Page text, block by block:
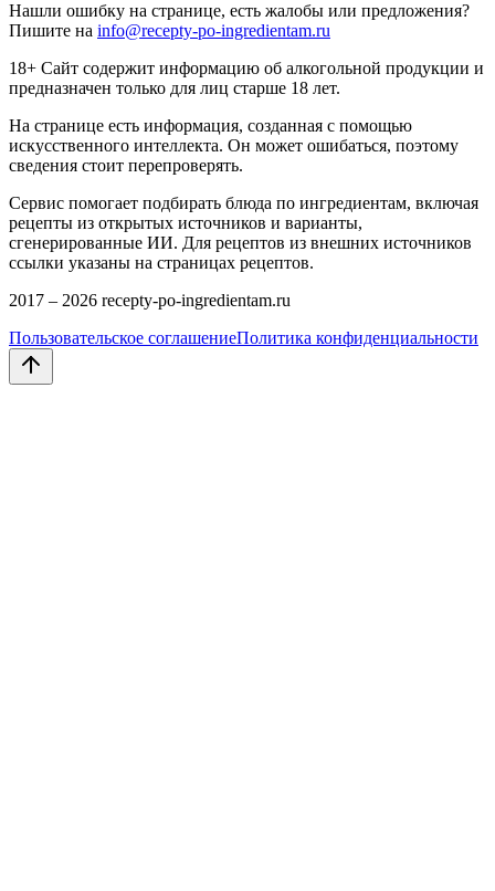
Нашли ошибку на странице, есть жалобы или предложения?
Пишите на info@recepty-po-ingredientam.ru
18+ Сайт содержит информацию об алкогольной продукции и
предназначен только для лиц старше 18 лет.
На странице есть информация, созданная с помощью
искусственного интеллекта. Он может ошибаться, поэтому
сведения стоит перепроверять.
Сервис помогает подбирать блюда по ингредиентам, включая
рецепты из открытых источников и варианты,
сгенерированные ИИ. Для рецептов из внешних источников
ссылки указаны на страницах рецептов.
2017 – 2026 recepty-po-ingredientam.ru
Пользовательское соглашениеПолитика конфиденциальности